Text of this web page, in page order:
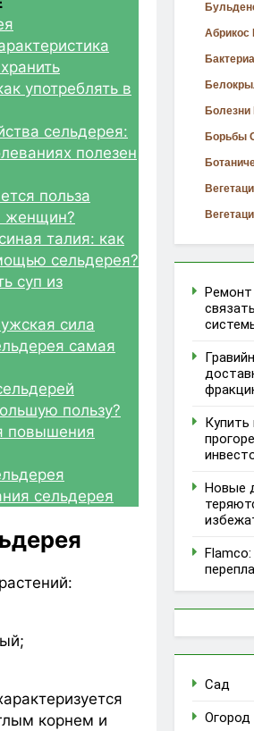
употреблять в
сельдерея:
полезен
польза
женщин?
талия: как
сельдерея?
суп из
сила
самая
пользу?
повышения
сельдерея
корнем и
Абрикос
Болезни
Борьбы
Ремонт
Купить
Новые
Сад
Огород